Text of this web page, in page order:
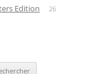
Edition
26